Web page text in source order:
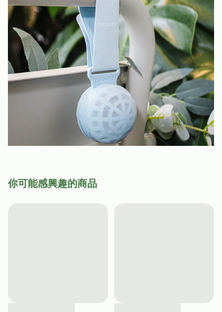
你可能感興趣的商品